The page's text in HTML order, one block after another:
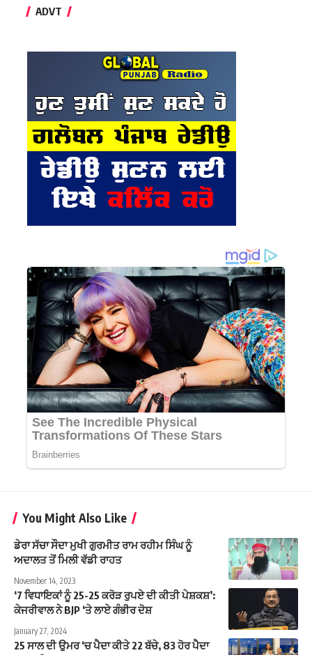
ADVT
You Might Also Like
ਡੇਰਾ ਸੱਚਾ ਸੌਦਾ ਮੁਖੀ ਗੁਰਮੀਤ ਰਾਮ ਰਹੀਮ ਸਿੰਘ ਨੂੰ
ਅਦਾਲਤ ਤੋਂ ਮਿਲੀ ਵੱਡੀ ਰਾਹਤ
November 14, 2023
‘7 ਵਿਧਾਇਕਾਂ ਨੂੰ 25-25 ਕਰੋੜ ਰੁਪਏ ਦੀ ਕੀਤੀ ਪੇਸ਼ਕਸ਼’:
ਕੇਜਰੀਵਾਲ ਨੇ BJP ‘ਤੇ ਲਾਏ ਗੰਭੀਰ ਦੋਸ਼
January 27, 2024
25 ਸਾਲ ਦੀ ਉਮਰ ‘ਚ ਪੈਦਾ ਕੀਤੇ 22 ਬੱਚੇ, 83 ਹੋਰ ਪੈਦਾ